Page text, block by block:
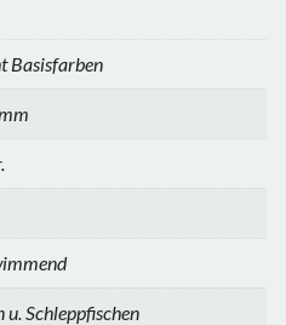
Basisfarben
u. Schleppfischen